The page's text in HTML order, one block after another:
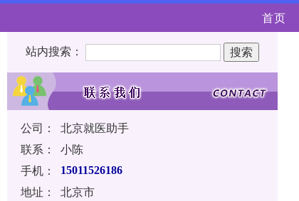
首页
站内搜索：
公司：
北京就医助手
联系：
小陈
手机：
15011526186
地址：
北京市